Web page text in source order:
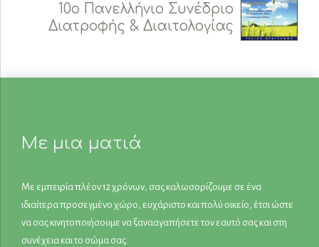
10ο Πανελλήνιο Συνέδριο
Διατροφής & Διαιτολογίας
Με μια ματιά
Με εμπειρία πλέον 12 χρόνων, σας καλωσορίζουμε σε ένα
ιδιαίτερα προσεγμένο χώρο, ευχάριστο και πολύ οικείο, έτσι ώστε
να σας κινητοποιήσουμε να ξανααγαπήσετε τον εαυτό σας και στη
συνέχεια και το σώμα σας.